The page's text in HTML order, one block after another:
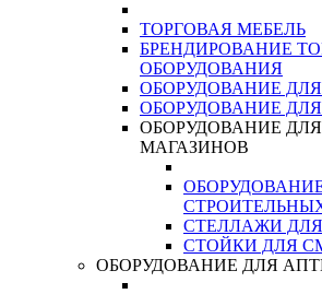
ТОРГОВАЯ МЕБЕЛЬ
БРЕНДИРОВАНИЕ
ОБОРУДОВАНИЯ
ОБОРУДОВАНИЕ
ОБОРУДОВАНИЕ
ОБОРУДОВАНИЕ
МАГАЗИНОВ
СТЕЛЛАЖИ
СТОЙКИ ДЛЯ
ОБОРУДОВАНИЕ ДЛЯ